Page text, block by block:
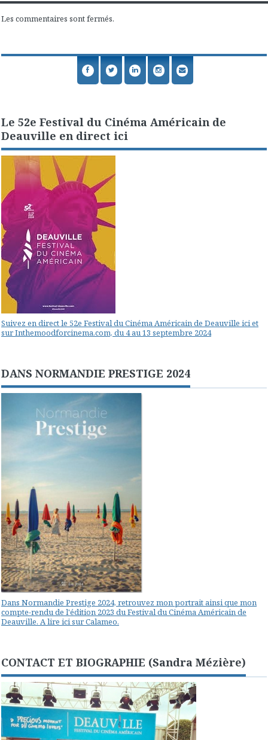
Les commentaires sont fermés.
Le 52e Festival du Cinéma Américain de
Deauville en direct ici
Suivez en direct le 52e Festival du Cinéma Américain de Deauville ici et
sur Inthemoodforcinema.com, du 4 au 13 septembre 2024
DANS NORMANDIE PRESTIGE 2024
Dans Normandie Prestige 2024, retrouvez mon portrait ainsi que mon
compte-rendu de l'édition 2023 du Festival du Cinéma Américain de
Deauville. A lire ici sur Calameo.
CONTACT ET BIOGRAPHIE (Sandra Mézière)